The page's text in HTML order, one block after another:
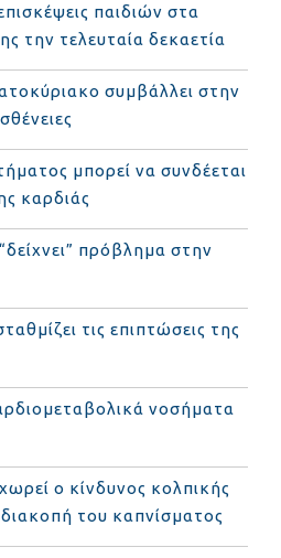
παιδιών στα
την τελευταία δεκαετία
συμβάλλει στην
μπορεί να συνδέεται
καρδιάς
πρόβλημα στην
τις επιπτώσεις της
νοσήματα
ο κίνδυνος κολπικής
του καπνίσματος